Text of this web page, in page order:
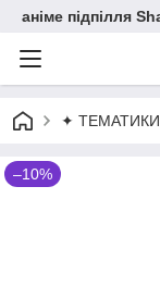
аніме підпілля
✦ ТЕМАТИКИ
–10%